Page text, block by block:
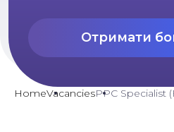
Отримати
HomeVacanciesPPC Specialist